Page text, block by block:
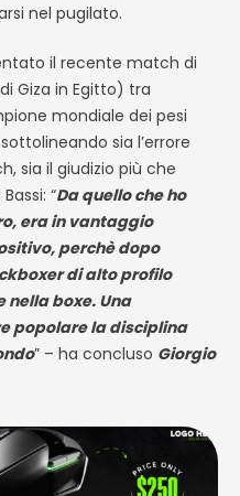
nel pugilato.
il recente match di
Giza in Egitto) tra
mondiale dei pesi
sia l’errore
sia il giudizio più che
“Da quello che ho
era in vantaggio
perchè dopo
di alto profilo
boxe. Una
popolare la disciplina
” – ha concluso Giorgio